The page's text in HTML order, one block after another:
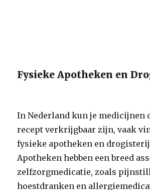
Fysieke Apotheken en
In Nederland kun je medicijnen
recept verkrijgbaar zijn, vaak
fysieke apotheken en
Apotheken hebben een breed
zelfzorgmedicatie, zoals
hoestdranken en